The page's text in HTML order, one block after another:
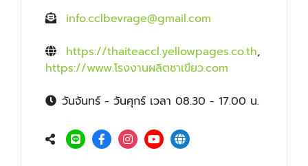
info.cclbevrage@gmail.com
https://thaiteaccl.yellowpages.co.th,
https://www.โรงงานผลิตชาเขียว.com
วันจันทร์ - วันศุกร์ เวลา 08.30 - 17.00 น.